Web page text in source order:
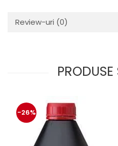
Review-uri (0)
-26%